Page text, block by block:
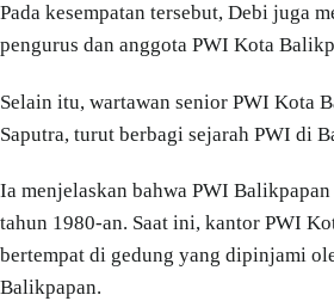
Pada kesempatan tersebut, Debi juga
pengurus dan anggota PWI Kota
Selain itu, wartawan senior PWI Kota
Saputra, turut berbagi sejarah PWI di
Ia menjelaskan bahwa PWI
tahun 1980-an. Saat ini, kantor PWI
bertempat di gedung yang dipinjami
Balikpapan.